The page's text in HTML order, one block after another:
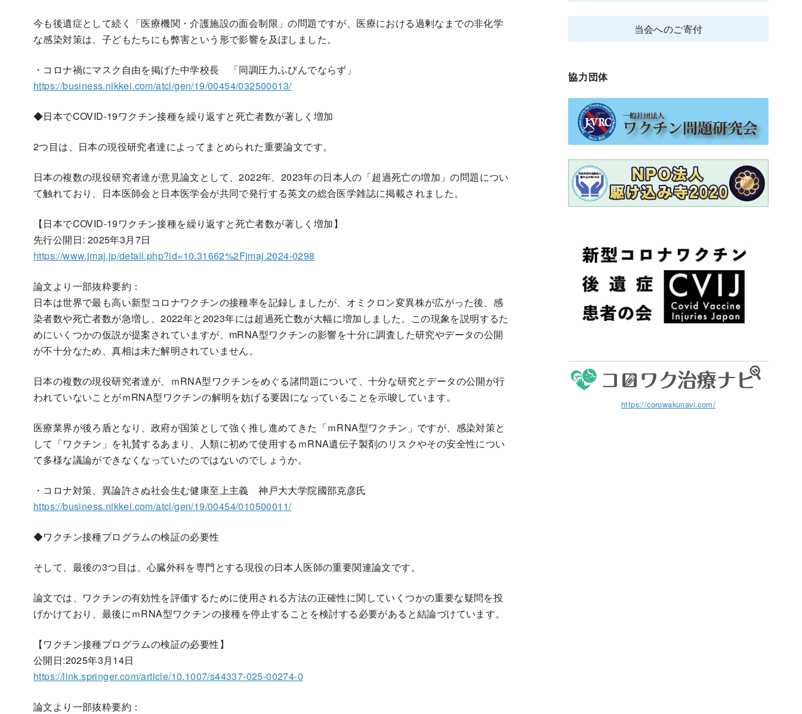
今も後遺症として続く「医療機関・介護施設の面会制限」の問題ですが、医療における過剰なまでの非化学
な感染対策は、子どもたちにも弊害という形で影響を及ぼしました。
・コロナ禍にマスク自由を掲げた中学校長 「同調圧力ふびんでならず」
https://business.nikkei.com/atcl/gen/19/00454/032500013/
◆日本でCOVID-19ワクチン接種を繰り返すと死亡者数が著しく増加
2つ目は、日本の現役研究者達によってまとめられた重要論文です。
日本の複数の現役研究者達が意見論文として、2022年、2023年の日本人の「超過死亡の増加」の問題につい
て触れており、日本医師会と日本医学会が共同で発行する英文の総合医学雑誌に掲載されました。
【日本でCOVID-19ワクチン接種を繰り返すと死亡者数が著しく増加】
先行公開日: 2025年3月7日
https://www.jmaj.jp/detail.php?id=10.31662%2Fjmaj.2024-0298
論文より一部抜粋要約：
日本は世界で最も高い新型コロナワクチンの接種率を記録しましたが、オミクロン変異株が広がった後、感
染者数や死亡者数が急増し、2022年と2023年には超過死亡数が大幅に増加しました。この現象を説明するた
めにいくつかの仮説が提案されていますが、mRNA型ワクチンの影響を十分に調査した研究やデータの公開
が不十分なため、真相は未だ解明されていません。
日本の複数の現役研究者達が、ｍRNA型ワクチンをめぐる諸問題について、十分な研究とデータの公開が行
われていないことがｍRNA型ワクチンの解明を妨げる要因になっていることを示唆しています。
医療業界が後ろ盾となり、政府が国策として強く推し進めてきた「ｍRNA型ワクチン」ですが、感染対策と
して「ワクチン」を礼賛するあまり、人類に初めて使用するｍRNA遺伝子製剤のリスクやその安全性につい
て多様な議論ができなくなっていたのではないのでしょうか。
・コロナ対策、異論許さぬ社会生む健康至上主義 神戸大大学院國部克彦氏
https://business.nikkei.com/atcl/gen/19/00454/010500011/
◆ワクチン接種プログラムの検証の必要性
そして、最後の3つ目は、心臓外科を専門とする現役の日本人医師の重要関連論文です。
論文では、ワクチンの有効性を評価するために使用される方法の正確性に関していくつかの重要な疑問を投
げかけており、最後にｍRNA型ワクチンの接種を停止することを検討する必要があると結論づけています。
【ワクチン接種プログラムの検証の必要性】
公開日:2025年3月14日
https://link.springer.com/article/10.1007/s44337-025-00274-0
論文より一部抜粋要約：
当会へのご寄付
協力団体
https://corowakunavi.com/